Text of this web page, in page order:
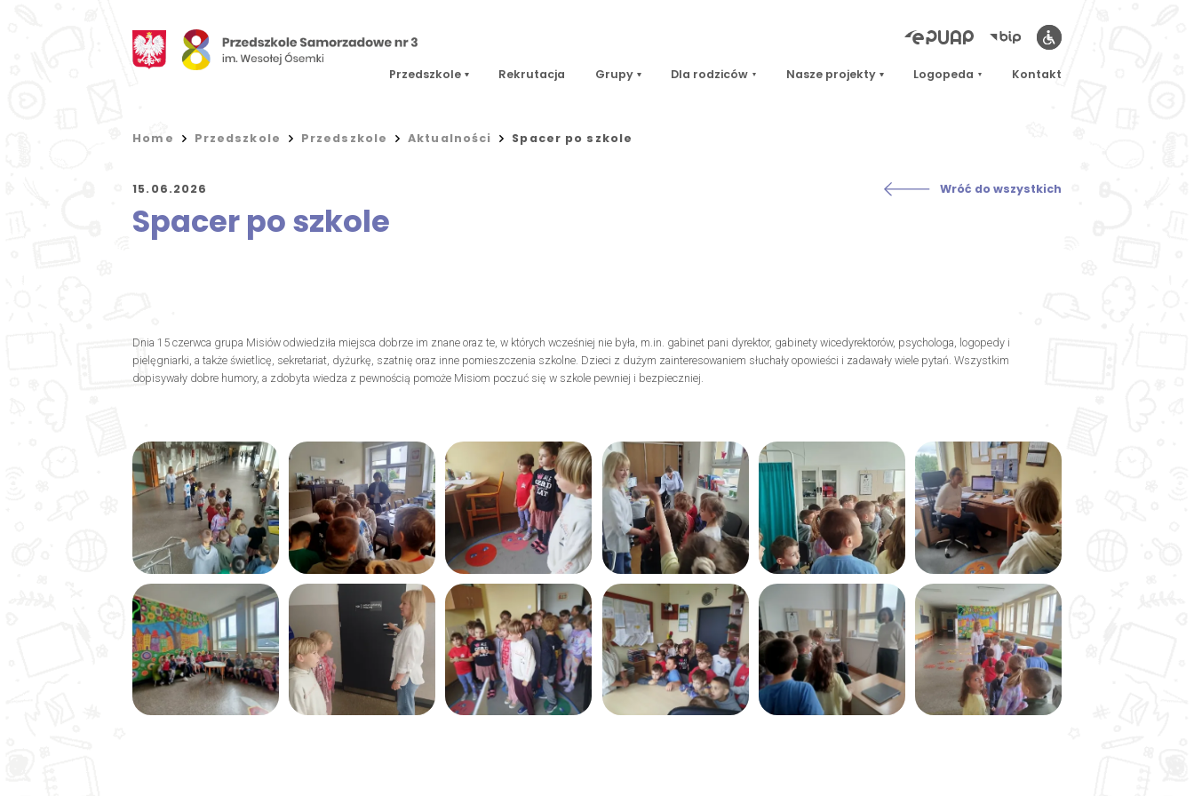
Przedszkole Rekrutacja Grupy Dla rodziców Nasze projekty Logopeda Kontakt
Home Przedszkole Przedszkole Aktualności Spacer po szkole
15.06.2026
Spacer po szkole
Wróć do wszystkich
Dnia 15 czerwca grupa Misiów odwiedziła miejsca dobrze im znane oraz te, w których wcześniej nie była, m.in. gabinet pani dyrektor, gabinety wicedyrektorów, psychologa, logopedy i
pielęgniarki, a także świetlicę, sekretariat, dyżurkę, szatnię oraz inne pomieszczenia szkolne. Dzieci z dużym zainteresowaniem słuchały opowieści i zadawały wiele pytań. Wszystkim
dopisywały dobre humory, a zdobyta wiedza z pewnością pomoże Misiom poczuć się w szkole pewniej i bezpieczniej.